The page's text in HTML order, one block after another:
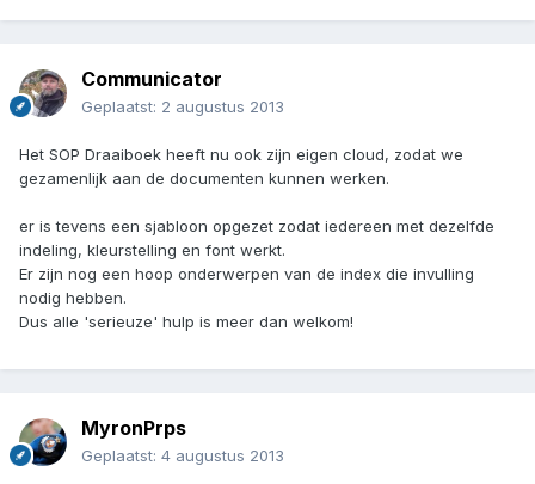
Communicator
Geplaatst: 2 augustus 2013
Het SOP Draaiboek heeft nu ook zijn eigen cloud, zodat we
gezamenlijk aan de documenten kunnen werken.
er is tevens een sjabloon opgezet zodat iedereen met dezelfde
indeling, kleurstelling en font werkt.
Er zijn nog een hoop onderwerpen van de index die invulling
nodig hebben.
Dus alle 'serieuze' hulp is meer dan welkom!
MyronPrps
Geplaatst: 4 augustus 2013